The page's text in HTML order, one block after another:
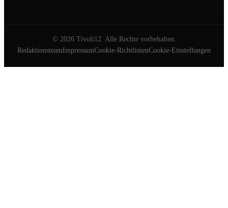
© 2026Tivoli12. Alle Rechte vorbehalten.
RedaktionsteamImpressumCookie-RichtlinienCookie-Einstellungen